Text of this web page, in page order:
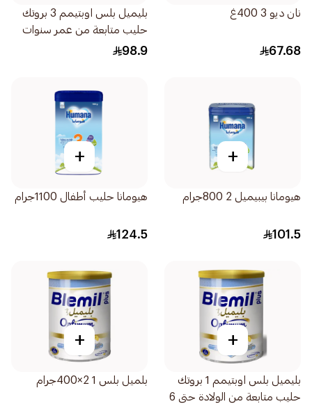
نان ديو 3 400غ
67.68
بليميل بلس اوبتيمم 3 بروتك
حليب متابعة من عمر سنوات
800جرام
98.9
+
هيومانا بيبيميل 2 800جرام
101.5
+
هيومانا حليب أطفال 1100جرام
124.5
+
بليميل بلس اوبتيمم 1 بروتك
حليب متابعة من الولادة حتى 6
+
بلميل بلس 1 2×400جرام